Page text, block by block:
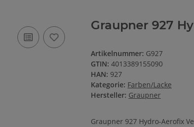
Graupner 927
Artikelnummer: G927
GTIN: 4013389155090
HAN: 927
Kategorie: Farben/Lacke
Hersteller: Graupner
Graupner 927 Hydro-Aerofix